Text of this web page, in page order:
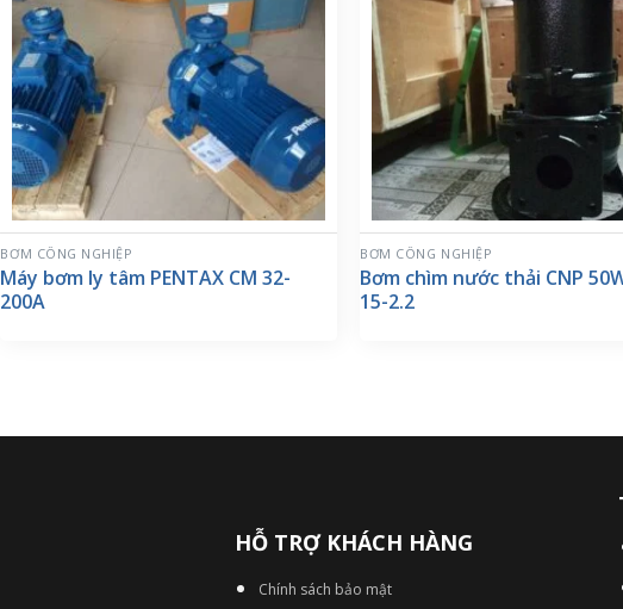
BƠM CÔNG NGHIỆP
Máy bơm ly tâm PENTAX CM 32-
200A
BƠM CÔNG NGHIỆP
Bơm chìm nước thải CNP
15-2.2
HỖ TRỢ KHÁCH HÀNG
Chính sách bảo mật